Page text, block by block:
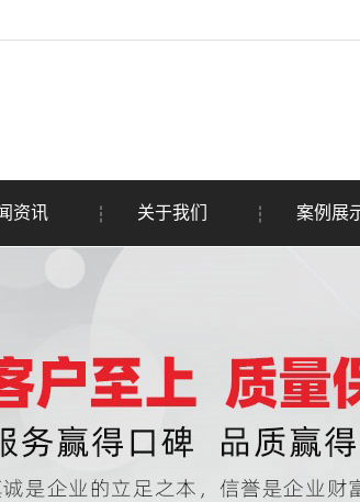
资讯 关于我们 案例展